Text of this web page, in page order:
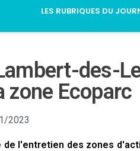
LES RUBRIQUES DU
des-
zone Ecoparc
2023
de l'entretien des zones